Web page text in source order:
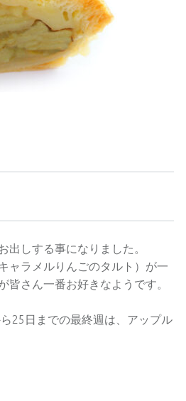
出しする事になりました。
ャラメルりんごのタルト）が一
さん一番お好きなようです。
25日までの最終週は、アップル